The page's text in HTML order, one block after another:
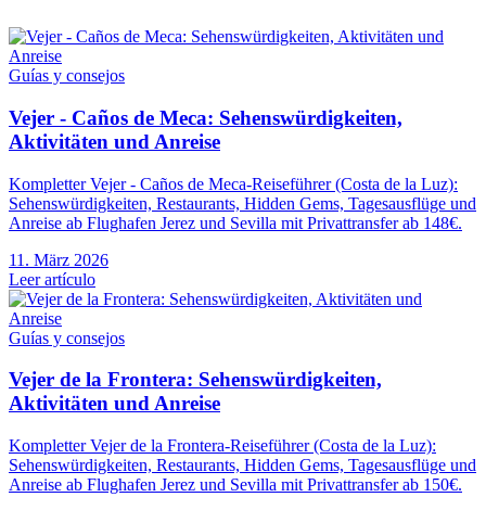
Guías y consejos
Vejer - Caños de Meca: Sehenswürdigkeiten,
Aktivitäten und Anreise
Kompletter Vejer - Caños de Meca-Reiseführer (Costa de la Luz):
Sehenswürdigkeiten, Restaurants, Hidden Gems, Tagesausflüge und
Anreise ab Flughafen Jerez und Sevilla mit Privattransfer ab 148€.
11. März 2026
Leer artículo
Guías y consejos
Vejer de la Frontera: Sehenswürdigkeiten,
Aktivitäten und Anreise
Kompletter Vejer de la Frontera-Reiseführer (Costa de la Luz):
Sehenswürdigkeiten, Restaurants, Hidden Gems, Tagesausflüge und
Anreise ab Flughafen Jerez und Sevilla mit Privattransfer ab 150€.